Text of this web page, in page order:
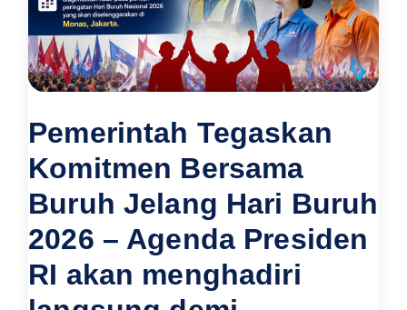
Pemerintah Tegaskan
Komitmen Bersama
Buruh Jelang Hari Buruh
2026 – Agenda Presiden
RI akan menghadiri